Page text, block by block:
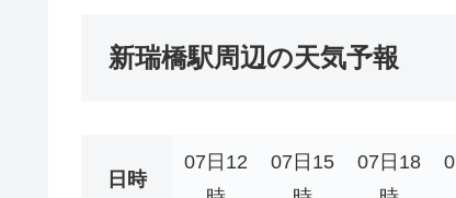
新瑞橋駅周辺の天気予報
日時
07日12
07日15
07日18